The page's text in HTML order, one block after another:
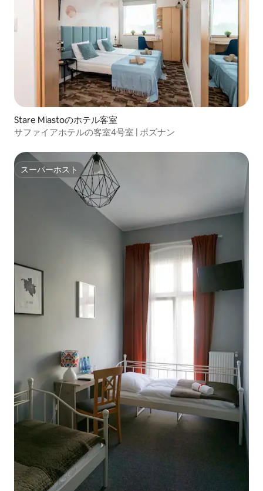
Stare Miastoのホテル客室
サファイアホテルの客室4号室 | ポズナン
スーパーホスト
スーパーホスト